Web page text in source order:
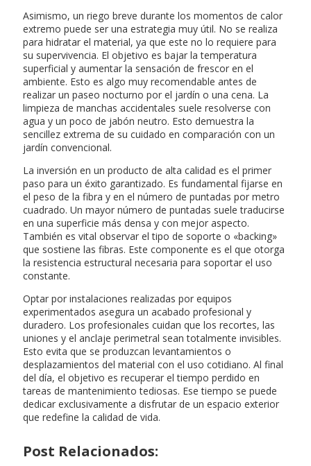
Asimismo, un riego breve durante los momentos de calor
extremo puede ser una estrategia muy útil. No se realiza
para hidratar el material, ya que este no lo requiere para
su supervivencia. El objetivo es bajar la temperatura
superficial y aumentar la sensación de frescor en el
ambiente. Esto es algo muy recomendable antes de
realizar un paseo nocturno por el jardín o una cena. La
limpieza de manchas accidentales suele resolverse con
agua y un poco de jabón neutro. Esto demuestra la
sencillez extrema de su cuidado en comparación con un
jardín convencional.
La inversión en un producto de alta calidad es el primer
paso para un éxito garantizado. Es fundamental fijarse en
el peso de la fibra y en el número de puntadas por metro
cuadrado. Un mayor número de puntadas suele traducirse
en una superficie más densa y con mejor aspecto.
También es vital observar el tipo de soporte o «backing»
que sostiene las fibras. Este componente es el que otorga
la resistencia estructural necesaria para soportar el uso
constante.
Optar por instalaciones realizadas por equipos
experimentados asegura un acabado profesional y
duradero. Los profesionales cuidan que los recortes, las
uniones y el anclaje perimetral sean totalmente invisibles.
Esto evita que se produzcan levantamientos o
desplazamientos del material con el uso cotidiano. Al final
del día, el objetivo es recuperar el tiempo perdido en
tareas de mantenimiento tediosas. Ese tiempo se puede
dedicar exclusivamente a disfrutar de un espacio exterior
que redefine la calidad de vida.
Post Relacionados: